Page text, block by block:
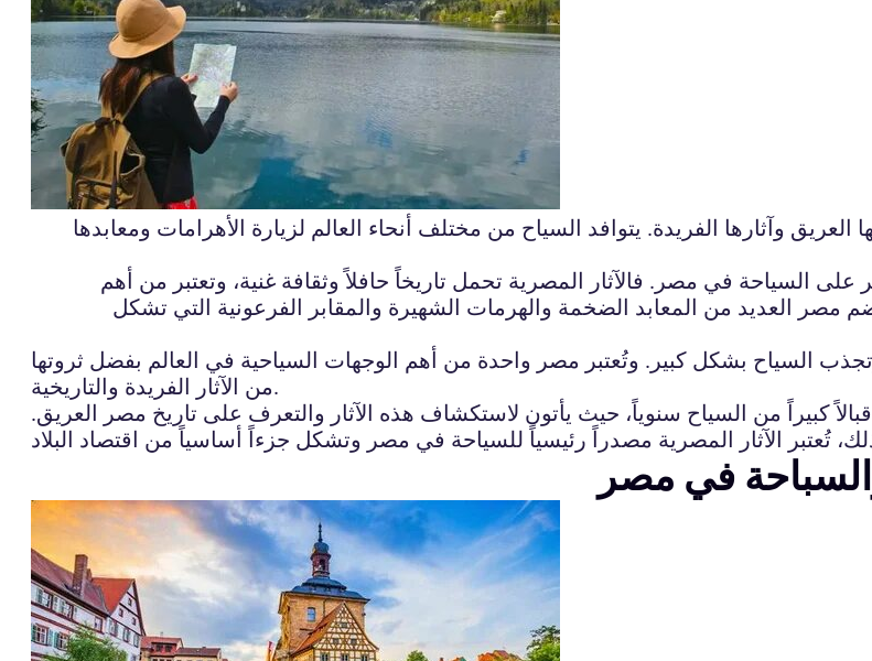
وآثارها الفريدة. يتوافد السياح من مختلف أنحاء العالم لزيارة الأهرامات ومعابدها
على السياحة في مصر. فالآثار المصرية تحمل تاريخاً حافلاً وثقافة غنية، وتعتبر من أهم
مصر العديد من المعابد الضخمة والهرمات الشهيرة والمقابر الفرعونية التي تشكل
السياح بشكل كبير. وتُعتبر مصر واحدة من أهم الوجهات السياحية في العالم بفضل ثروتها
من الآثار الفريدة والتاريخية.
كبيراً من السياح سنوياً، حيث يأتون لاستكشاف هذه الآثار والتعرف على تاريخ مصر العريق.
في مصر